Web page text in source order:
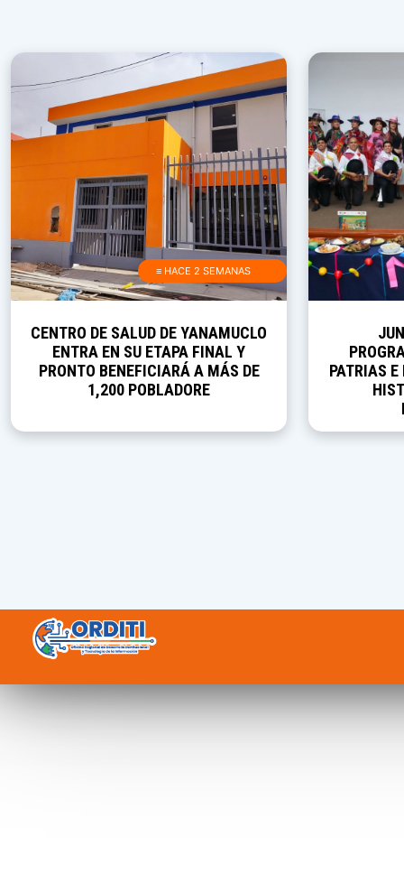
≡ HACE 2 SEMANAS
CENTRO DE SALUD DE YANAMUCLO
ENTRA EN SU ETAPA FINAL Y
PRONTO BENEFICIARÁ A MÁS DE
1,200 POBLADORE
PATRIAS